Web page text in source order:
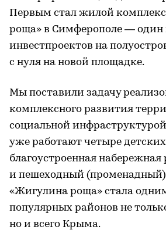
Первым стал жилой
роща» в Симферополе —
инвестпроектов на
с нуля на новой площадке.
Мы поставили задачу
комплексного развития
социальной
уже работают четыре
благоустроенная набережная
и пешеходный (променадный)
«Жигулина роща» стала
популярных районов не
но и всего Крыма.